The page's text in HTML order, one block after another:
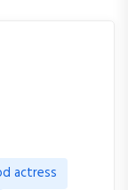
actress